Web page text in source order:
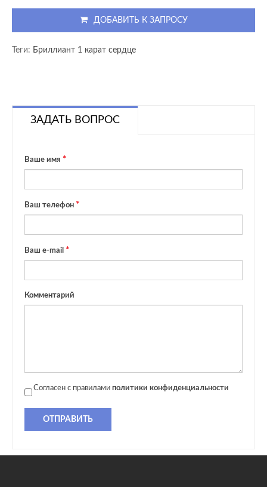
ДОБАВИТЬ К ЗАПРОСУ
Теги: Бриллиант 1 карат сердце
ЗАДАТЬ ВОПРОС
Ваше имя
Ваш телефон
Ваш e-mail
Комментарий
Согласен с правилами политики конфиденциальности
ОТПРАВИТЬ